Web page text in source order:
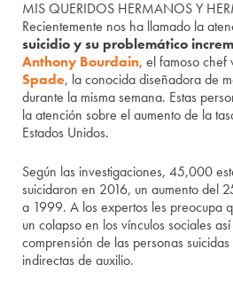
MIS QUERIDOS HERMANOS Y
Recientemente nos ha llamado la
suicidio y su problemático
Anthony Bourdain, el famoso chef
Spade, la conocida diseñadora de
durante la misma semana. Estas
la atención sobre el aumento de la
Estados Unidos.
Según las investigaciones, 45,000
suicidaron en 2016, un aumento del
a 1999. A los expertos les preocupa
un colapso en los vínculos sociales
comprensión de las personas
indirectas de auxilio.